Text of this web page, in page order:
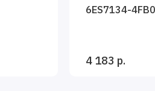
6ES7134-
4 183 р.